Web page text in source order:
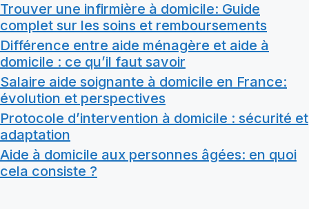
Trouver une infirmière à domicile: Guide
complet sur les soins et remboursements
Différence entre aide ménagère et aide à
domicile : ce qu’il faut savoir
Salaire aide soignante à domicile en France:
évolution et perspectives
Protocole d’intervention à domicile : sécurité et
adaptation
Aide à domicile aux personnes âgées: en quoi
cela consiste ?